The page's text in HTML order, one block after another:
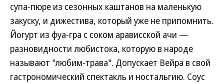
супа-пюре из сезонных каштанов на маленькую
закуску, и дижестива, который уже не припомнить.
Йогурт из фуа-гра с соком арависской ачи —
разновидности любистока, которую в народе
называют "любим-трава". Допускает Вейра в свой
гастрономический спектакль и ностальгию. Соус